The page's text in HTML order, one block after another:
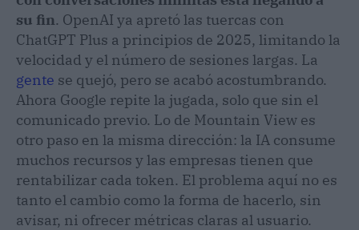
su fin. OpenAI ya apretó las tuercas con
ChatGPT Plus a principios de 2025, limitando la
velocidad y el número de sesiones largas. La
gente se quejó, pero se acabó acostumbrando.
Ahora Google repite la jugada, solo que sin el
comunicado previo. Lo de Mountain View es
otro paso en la misma dirección: la IA consume
muchos recursos y las empresas tienen que
rentabilizar cada token. El problema aquí no es
tanto el cambio como la forma de hacerlo, sin
avisar, ni ofrecer métricas claras al usuario.